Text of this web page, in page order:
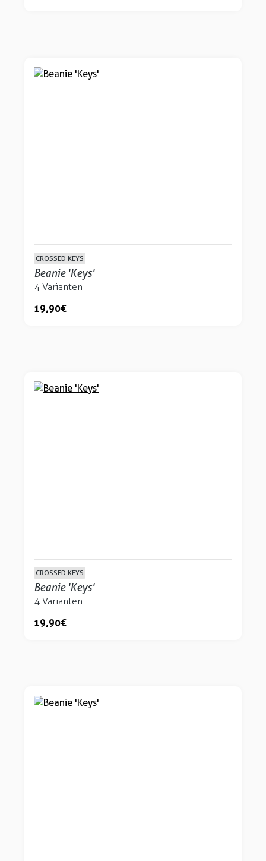
CROSSED KEYS
Beanie 'Keys'
4 Varianten
19,90 €
CROSSED KEYS
Beanie 'Keys'
4 Varianten
19,90 €